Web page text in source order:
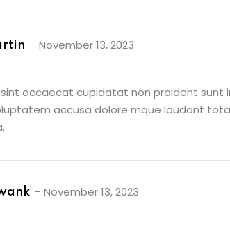
November 13, 2023
occaecat cupidatat non proident sunt
accusa dolore mque laudant
November 13, 2023